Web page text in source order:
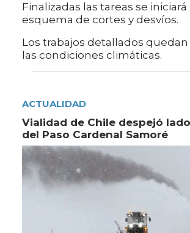
Finalizadas las tareas se iniciará
esquema de cortes y desvíos.
Los trabajos detallados quedan
las condiciones climáticas.
ACTUALIDAD
Vialidad de Chile despejó
del Paso Cardenal Samoré